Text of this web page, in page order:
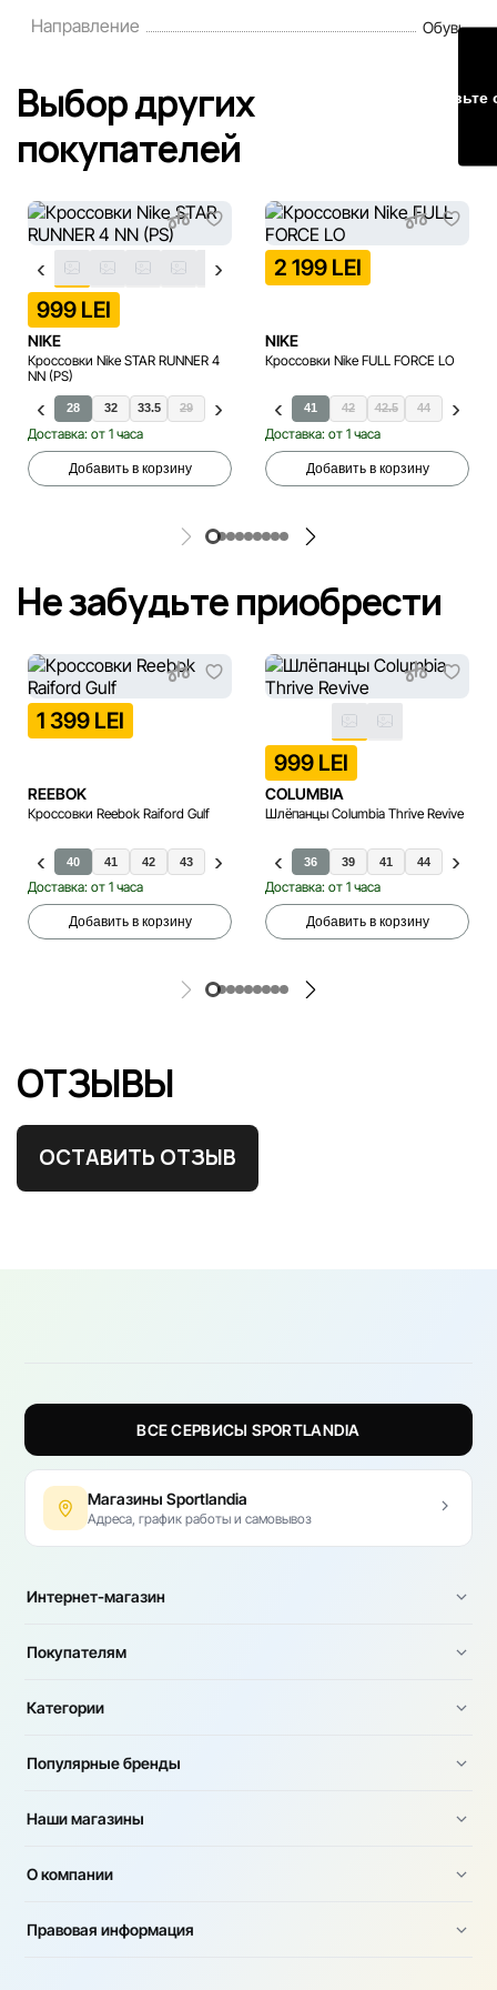
исправлять возможные ошибки в кратчайшие разумные
Направление Обувь
Выбор других
покупателей
999 LEI
NIKE
Кроссовки Nike STAR RUNNER 4
NN (PS)
28 32 33.5 29 31 34 35
Доставка: от 1 часа
Добавить в корзину
2 199 LEI
NIKE
Кроссовки Nike FULL FORCE LO
40.5 41 42 42.5 44
Доставка: от 1 часа
Добавить в корзину
35.5 36
Не забудьте приобрести
1 399 LEI
REEBOK
Кроссовки Reebok Raiford Gulf
40 41 42 43 44
Доставка: от 1 часа
Добавить в корзину
999 LEI
COLUMBIA
Шлёпанцы Columbia Thrive Revive
36 39 41 44 37
Доставка: от 1 часа
Добавить в корзину
36.5 37 37.5 38 40.5
ОТЗЫВЫ
ОСТАВИТЬ ОТЗЫВ
Оставьте
ВСЕ СЕРВИСЫ SPORTLANDIA
Магазины Sportlandia
Адреса, график работы и самовывоз
Интернет-магазин
Покупателям
Категории
Популярные бренды
Наши магазины
О компании
Правовая информация